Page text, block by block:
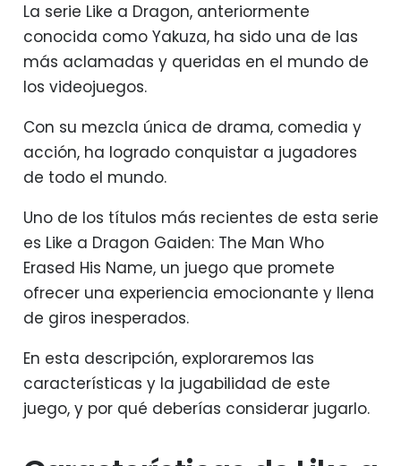
La serie Like a Dragon, anteriormente
conocida como Yakuza, ha sido una de las
más aclamadas y queridas en el mundo de
los videojuegos.
Con su mezcla única de drama, comedia y
acción, ha logrado conquistar a jugadores
de todo el mundo.
Uno de los títulos más recientes de esta serie
es Like a Dragon Gaiden: The Man Who
Erased His Name, un juego que promete
ofrecer una experiencia emocionante y llena
de giros inesperados.
En esta descripción, exploraremos las
características y la jugabilidad de este
juego, y por qué deberías considerar jugarlo.